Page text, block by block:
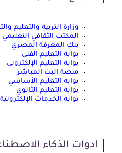
وزارة التربية والتعليم
المكتب الثقافي
بنك المعرفة المصري
بوابة التعليم الفني
بوابة التعليم الإلكتروني
منصة البث المباشر
بوابة التعليم الأساسي
بوابة التعليم الثانوي
بوابة الخدمات الإلكترونية
ادوات الذكاء